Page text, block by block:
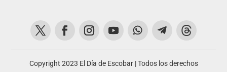
Copyright 2023 El Día de Escobar | Todos los derechos